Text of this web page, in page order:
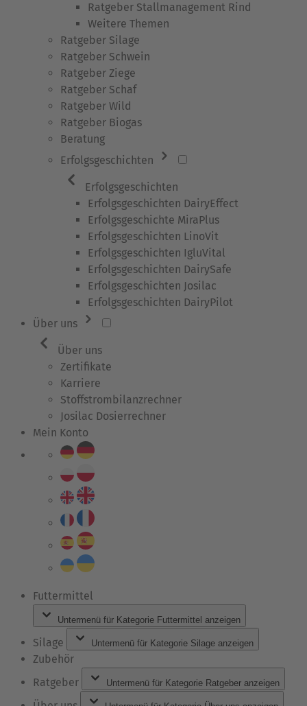
Ratgeber Stallmanagement Rind
Weitere Themen
Ratgeber Silage
Ratgeber Schwein
Ratgeber Ziege
Ratgeber Schaf
Ratgeber Wild
Ratgeber Biogas
Beratung
Erfolgsgeschichten
Erfolgsgeschichten
Erfolgsgeschichten DairyEffect
Erfolgsgeschichte MiraPlus
Erfolgsgeschichten LinoVit
Erfolgsgeschichten IgluVital
Erfolgsgeschichten DairySafe
Erfolgsgeschichten Josilac
Erfolgsgeschichten DairyPilot
Über uns
Über uns
Zertifikate
Karriere
Stoffstrombilanzrechner
Josilac Dosierrechner
Mein Konto
Futtermittel
Untermenü für Kategorie Futtermittel anzeigen
Silage Untermenü für Kategorie Silage anzeigen
Zubehör
Ratgeber
Untermenü für Kategorie Ratgeber anzeigen